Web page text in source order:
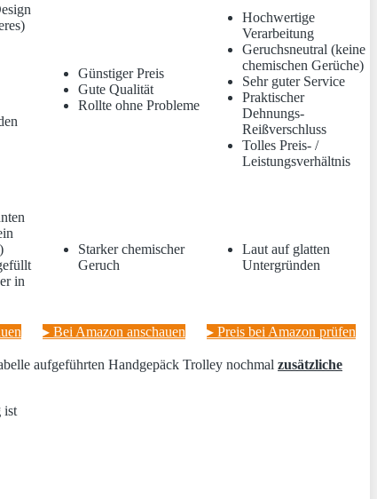
Günstiger Preis
Gute Qualität
Rollte ohne Probleme
Hochwertige
Verarbeitung
Geruchsneutral (keine
chemischen Gerüche)
Sehr guter Service
Praktischer
Dehnungs-
Reißverschluss
Tolles Preis- /
Leistungsverhältnis
in
Starker chemischer
Geruch
Laut auf glatten
Untergründen
▸ Bei Amazon anschauen ▸ Preis bei Amazon prüfen
aufgeführten Handgepäck Trolley nochmal zusätzliche
ist